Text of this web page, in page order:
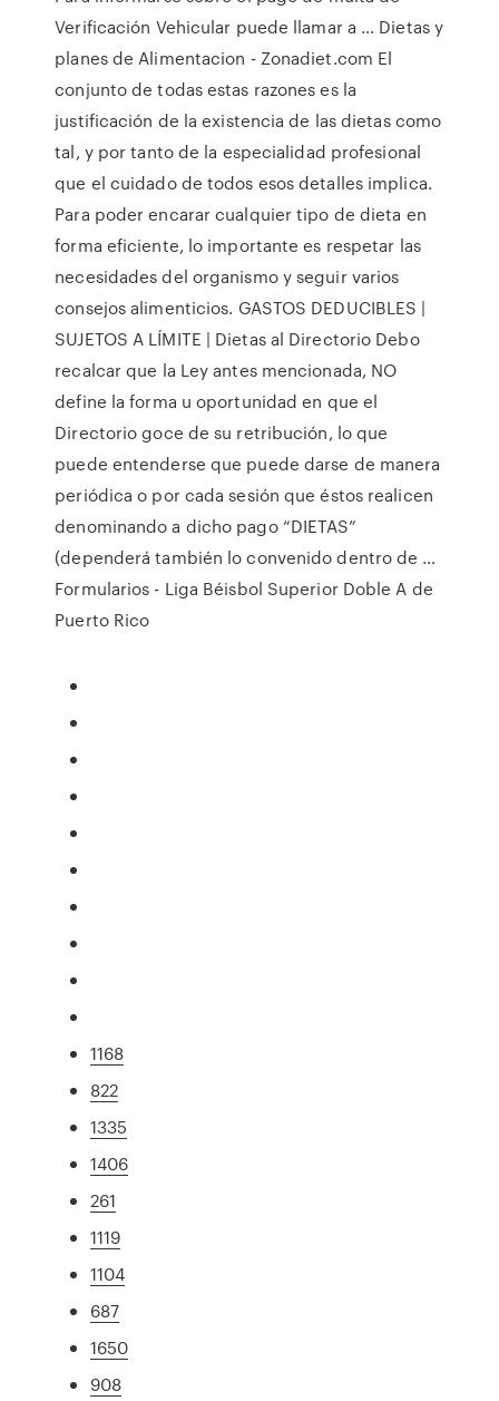
Verificación Vehicular puede llamar a … Dietas y
planes de Alimentacion - Zonadiet.com El
conjunto de todas estas razones es la
justificación de la existencia de las dietas como
tal, y por tanto de la especialidad profesional
que el cuidado de todos esos detalles implica.
Para poder encarar cualquier tipo de dieta en
forma eficiente, lo importante es respetar las
necesidades del organismo y seguir varios
consejos alimenticios. GASTOS DEDUCIBLES |
SUJETOS A LÍMITE | Dietas al Directorio Debo
recalcar que la Ley antes mencionada, NO
define la forma u oportunidad en que el
Directorio goce de su retribución, lo que
puede entenderse que puede darse de manera
periódica o por cada sesión que éstos realicen
denominando a dicho pago “DIETAS”
(dependerá también lo convenido dentro de …
Formularios - Liga Béisbol Superior Doble A de
Puerto Rico
1168
822
1335
1406
261
1119
1104
687
1650
908